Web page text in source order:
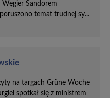
Węgier Sandorem
temat trudnej sy...
na targach Grüne Woche
spotkał się z ministrem